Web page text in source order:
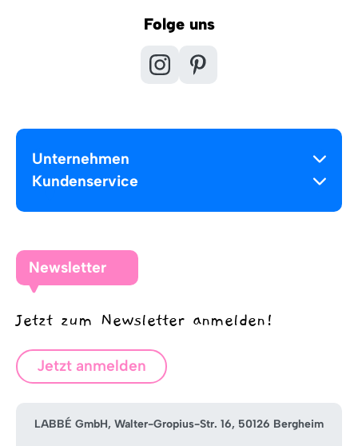
Folge uns
Unternehmen
Kundenservice
Newsletter
Jetzt zum Newsletter anmelden!
Jetzt anmelden
LABBÉ GmbH, Walter-Gropius-Str. 16, 50126 Bergheim